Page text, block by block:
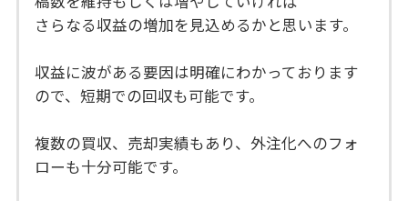
さらなる収益の増加を見込めるかと思います。
収益に波がある要因は明確にわかっております
ので、短期での回収も可能です。
複数の買収、売却実績もあり、外注化へのフォ
ローも十分可能です。